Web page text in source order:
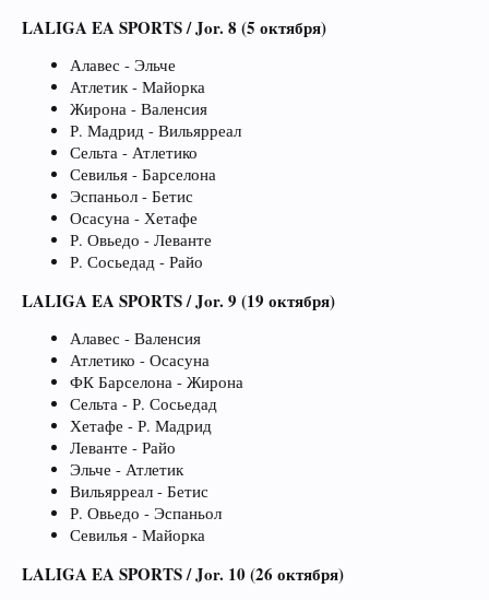
LALIGA EA SPORTS / Jor. 8 (5 октября)
Алавес - Эльче
Атлетик - Майорка
Жирона - Валенсия
Р. Мадрид - Вильярреал
Сельта - Атлетико
Севилья - Барселона
Эспаньол - Бетис
Осасуна - Хетафе
Р. Овьедо - Леванте
Р. Сосьедад - Райо
LALIGA EA SPORTS / Jor. 9 (19 октября)
Алавес - Валенсия
Атлетико - Осасуна
ФК Барселона - Жирона
Сельта - Р. Сосьедад
Хетафе - Р. Мадрид
Леванте - Райо
Эльче - Атлетик
Вильярреал - Бетис
Р. Овьедо - Эспаньол
Севилья - Майорка
LALIGA EA SPORTS / Jor. 10 (26 октября)